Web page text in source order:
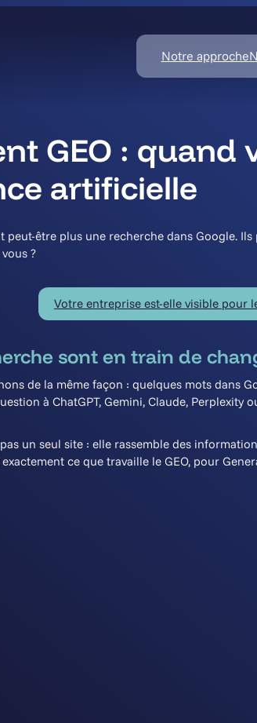
Notre approche
GEO :
artificielle
peut-être plus une recherche dans Google.
?
Votre entreprise est-elle visible pour
sont en train de
de la même façon : quelques mots dans
à ChatGPT, Gemini, Claude,
un seul site : elle rassemble des
ce que travaille le GEO, pour